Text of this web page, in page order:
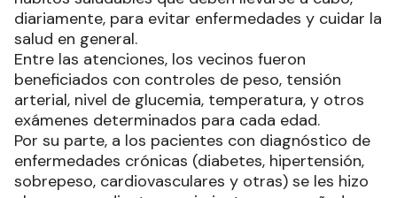
diariamente, para evitar enfermedades y cuidar la
salud en general.
Entre las atenciones, los vecinos fueron
beneficiados con controles de peso, tensión
arterial, nivel de glucemia, temperatura, y otros
exámenes determinados para cada edad.
Por su parte, a los pacientes con diagnóstico de
enfermedades crónicas (diabetes, hipertensión,
sobrepeso, cardiovasculares y otras) se les hizo